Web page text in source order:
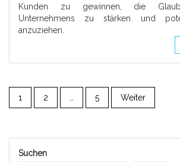
Kunden zu gewinnen, die
Unternehmens zu stärken und
anzuziehen.
1 2 5 Weiter
Suchen